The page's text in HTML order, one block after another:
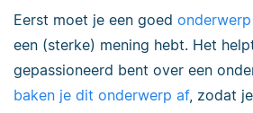
Eerst moet je een goed
een (sterke) mening hebt. Het
gepassioneerd bent over een
baken je dit onderwerp af, zodat